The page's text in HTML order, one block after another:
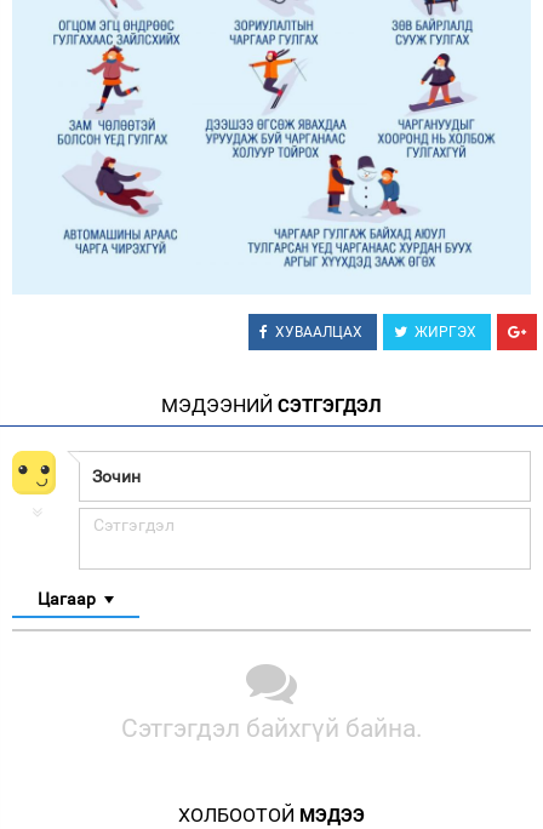
ХУВААЛЦАХ ЖИРГЭХ
МЭДЭЭНИЙ СЭТГЭГДЭЛ
Цагаар
Сэтгэгдэл байхгүй байна.
ХОЛБООТОЙ МЭДЭЭ